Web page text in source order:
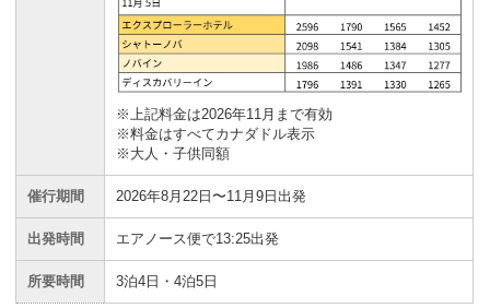
※上記料金は2026年11月まで有効
※料金はすべてカナダドル表示
※大人・子供同額
催行期間 2026年8月22日〜11月9日出発
出発時間 エアノース便で13:25出発
所要時間 3泊4日・4泊5日